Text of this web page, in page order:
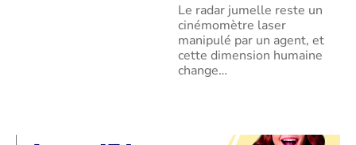
Le radar jumelle reste un
cinémomètre laser
manipulé par un agent, et
cette dimension humaine
change…